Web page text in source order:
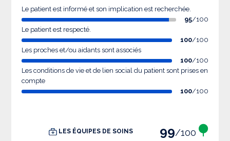
Le patient est informé et son implication est recherchée.
95/100
Le patient est respecté.
100/100
Les proches et/ou aidants sont associés
100/100
Les conditions de vie et de lien social du patient sont prises en
compte
100/100
LES ÉQUIPES DE SOINS 99/100